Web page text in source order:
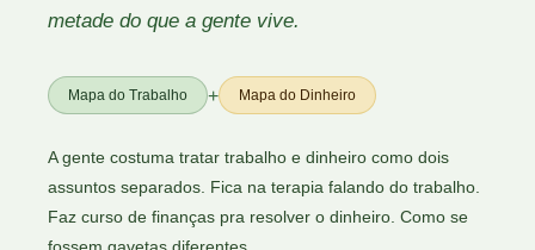
metade do que a gente vive.
Mapa do Trabalho + Mapa do Dinheiro
A gente costuma tratar trabalho e dinheiro como dois
assuntos separados. Fica na terapia falando do trabalho.
Faz curso de finanças pra resolver o dinheiro. Como se